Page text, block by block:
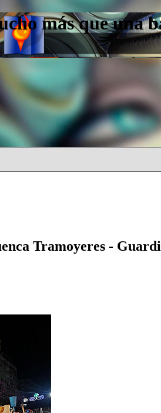
más que una
Tramoyeres -